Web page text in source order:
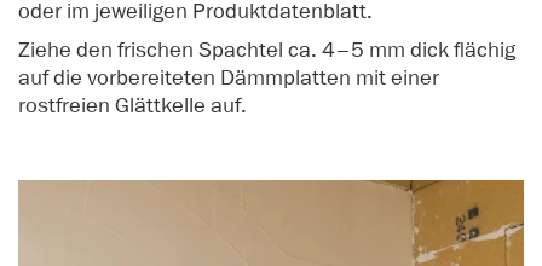
oder im jeweiligen Produktdatenblatt.
Ziehe den frischen Spachtel ca. 4–5 mm dick flächig
auf die vorbereiteten Dämmplatten mit einer
rostfreien Glättkelle auf.